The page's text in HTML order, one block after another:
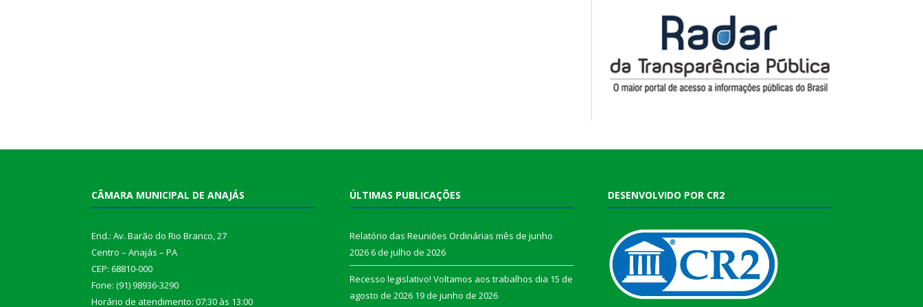
CÂMARA MUNICIPAL DE ANAJÁS
End.: Av. Barão do Rio Branco, 27
Centro – Anajás – PA
CEP: 68810-000
Fone: (91) 98936-3290
Horário de atendimento: 07:30 às 13:00
ÚLTIMAS PUBLICAÇÕES
Relatório das Reuniões Ordinárias mês de junho
20266 de julho de 2026
Recesso legislativo! Voltamos aos trabalhos dia 15 de
agosto de 2026 19 de junho de 2026
DESENVOLVIDO POR CR2